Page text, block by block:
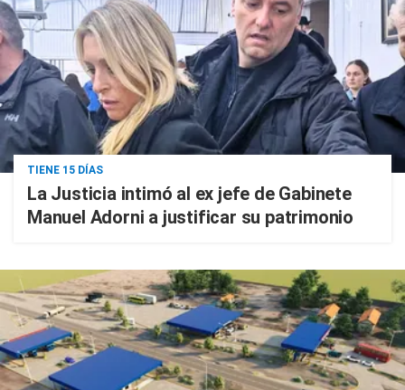
TIENE 15 DÍAS
La Justicia intimó al ex jefe de Gabinete
Manuel Adorni a justificar su patrimonio